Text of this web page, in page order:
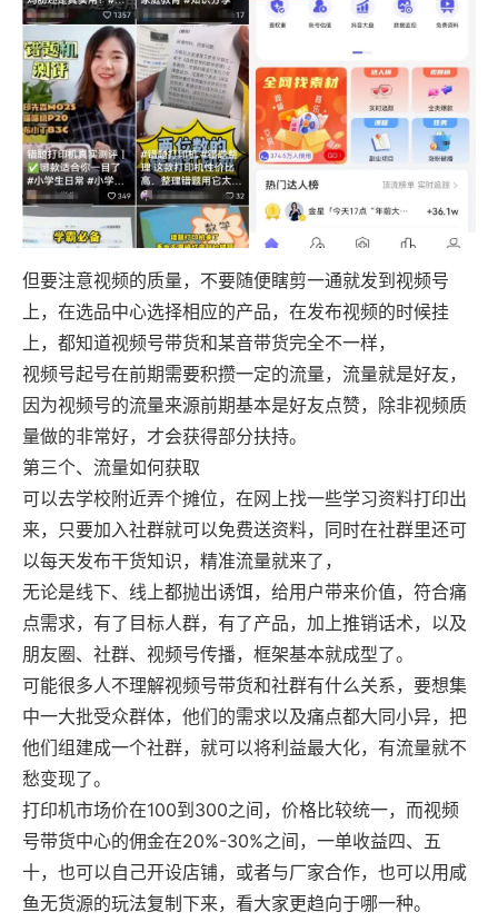
但要注意视频的质量，不要随便瞎剪一通就发到视频号
上，在选品中心选择相应的产品，在发布视频的时候挂
上，都知道视频号带货和某音带货完全不一样，
视频号起号在前期需要积攒一定的流量，流量就是好友，
因为视频号的流量来源前期基本是好友点赞，除非视频质
量做的非常好，才会获得部分扶持。
第三个、流量如何获取
可以去学校附近弄个摊位，在网上找一些学习资料打印出
来，只要加入社群就可以免费送资料，同时在社群里还可
以每天发布干货知识，精准流量就来了，
无论是线下、线上都抛出诱饵，给用户带来价值，符合痛
点需求，有了目标人群，有了产品，加上推销话术，以及
朋友圈、社群、视频号传播，框架基本就成型了。
可能很多人不理解视频号带货和社群有什么关系，要想集
中一大批受众群体，他们的需求以及痛点都大同小异，把
他们组建成一个社群，就可以将利益最大化，有流量就不
愁变现了。
打印机市场价在100到300之间，价格比较统一，而视频
号带货中心的佣金在20%-30%之间，一单收益四、五
十，也可以自己开设店铺，或者与厂家合作，也可以用咸
鱼无货源的玩法复制下来，看大家更趋向于哪一种。